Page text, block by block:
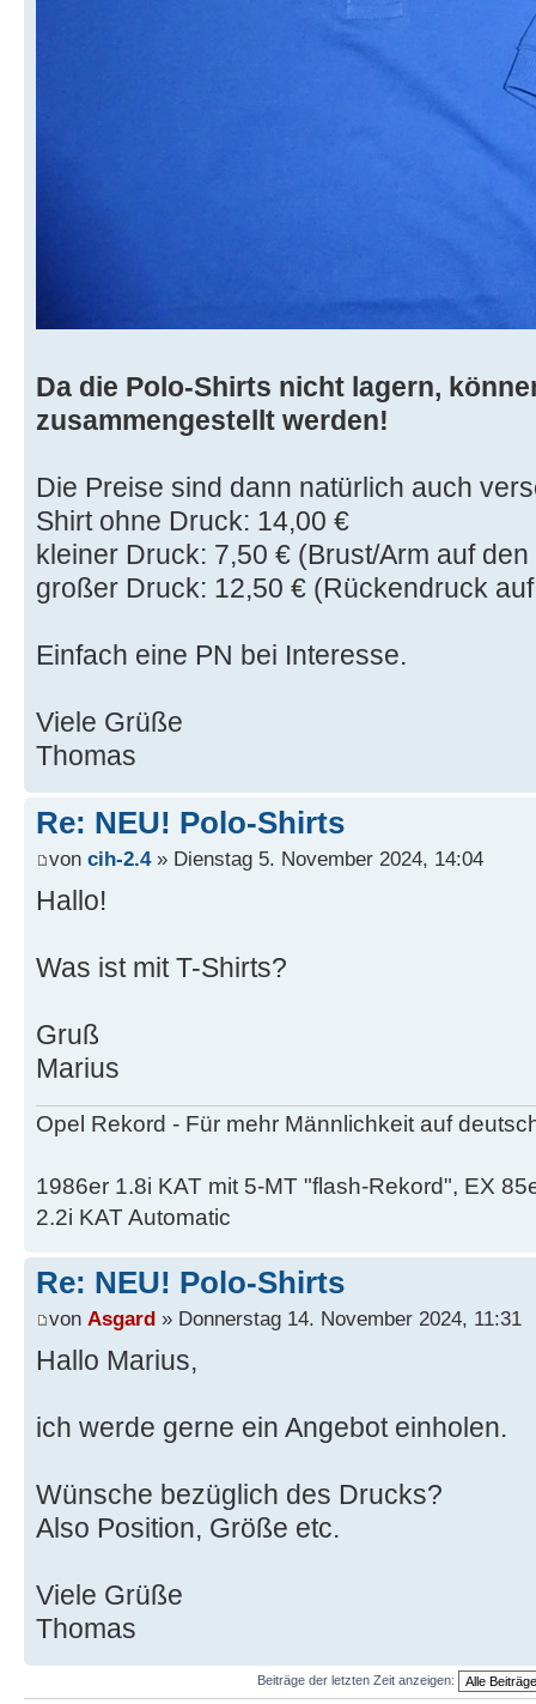
Da die Polo-Shirts nicht lagern,
zusammengestellt werden!
Die Preise sind dann natürlich auch
Shirt ohne Druck: 14,00 €
kleiner Druck: 7,50 € (Brust/Arm auf
großer Druck: 12,50 € (Rückendruck
Einfach eine PN bei Interesse.
Viele Grüße
Thomas
Re: NEU! Polo-Shirts
von cih-2.4» Dienstag 5. November 2024, 14:04
Hallo!
Was ist mit T-Shirts?
Gruß
Marius
Opel Rekord - Für mehr Männlichkeit auf
1986er 1.8i KAT mit 5-MT "flash-Rekord", EX
2.2i KAT Automatic
Re: NEU! Polo-Shirts
von Asgard » Donnerstag 14. November 2024, 11:31
Hallo Marius,
ich werde gerne ein Angebot einholen.
Wünsche bezüglich des Drucks?
Also Position, Größe etc.
Viele Grüße
Thomas
Beiträge der letzten Zeit anzeigen: